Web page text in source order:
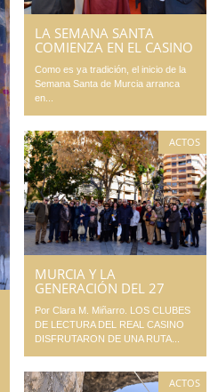
LA SEMANA SANTA
COMIENZA EN EL CASINO
Como es ya tradición, el inicio de la
Semana Santa de Murcia arranca
en...
ACTOS
MURCIA Y LA
GENERACIÓN DEL 27
Por Clara M. Miñarro. LOS CLUBES
DE LECTURA DEL REAL CASINO
DISFRUTARON DE UNA RUTA...
ACTOS